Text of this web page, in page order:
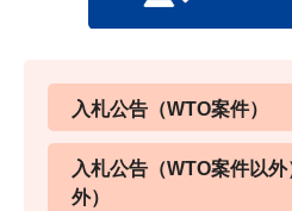
入札公告（WTO案件）
入札公告（WTO案件以
外）